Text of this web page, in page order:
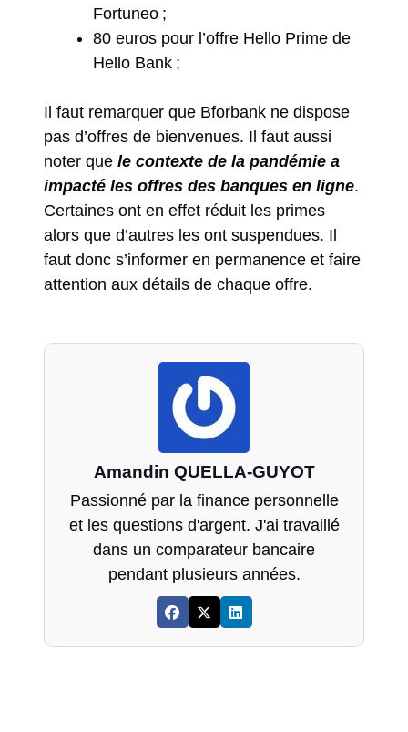
Fortuneo ;
80 euros pour l’offre Hello Prime de
Hello Bank ;
Il faut remarquer que Bforbank ne dispose
pas d’offres de bienvenues. Il faut aussi
noter que le contexte de la pandémie a
impacté les offres des banques en ligne.
Certaines ont en effet réduit les primes
alors que d’autres les ont suspendues. Il
faut donc s’informer en permanence et faire
attention aux détails de chaque offre.
Amandin QUELLA-GUYOT
Passionné par la finance personnelle
et les questions d'argent. J'ai travaillé
dans un comparateur bancaire
pendant plusieurs années.